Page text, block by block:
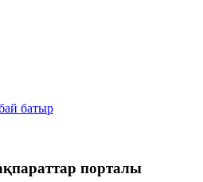
батыр
порталы